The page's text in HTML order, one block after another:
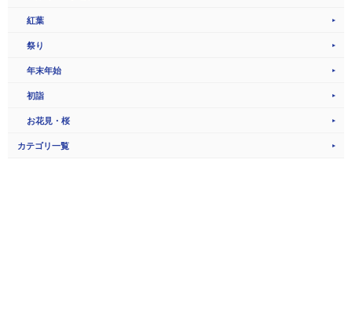
紅葉
祭り
年末年始
初詣
お花見・桜
カテゴリ一覧